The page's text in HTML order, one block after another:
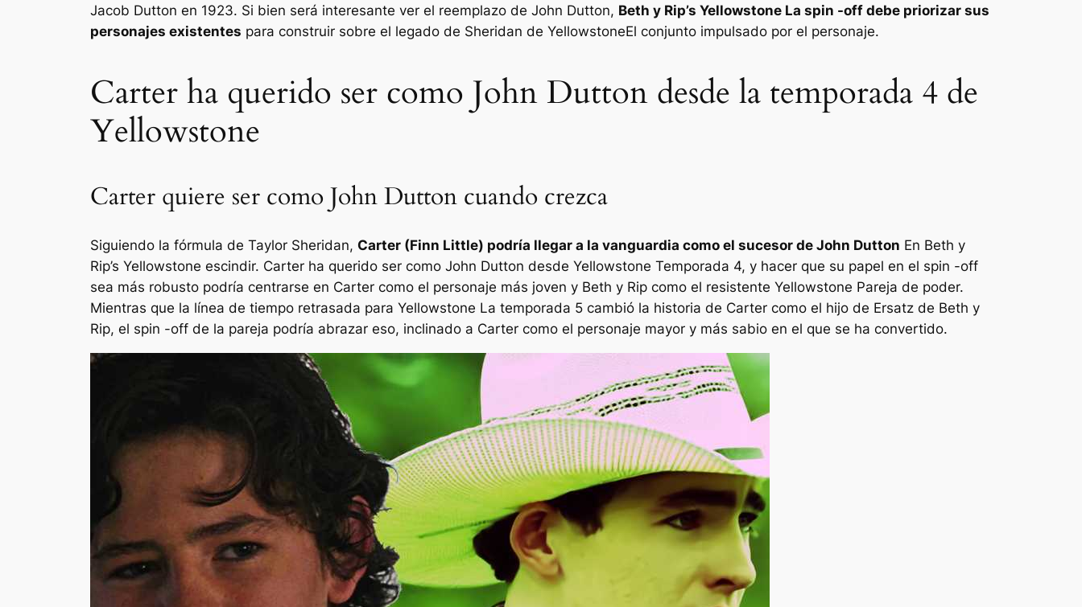
Jacob Dutton en 1923. Si bien será interesante ver el reemplazo de John Dutton, Beth y Rip’s Yellowstone La spin -off debe priorizar sus
personajes existentes para construir sobre el legado de Sheridan de YellowstoneEl conjunto impulsado por el personaje.
Carter ha querido ser como John Dutton desde la temporada 4 de
Yellowstone
Carter quiere ser como John Dutton cuando crezca
Siguiendo la fórmula de Taylor Sheridan, Carter (Finn Little) podría llegar a la vanguardia como el sucesor de John Dutton En Beth y
Rip’s Yellowstone escindir. Carter ha querido ser como John Dutton desde Yellowstone Temporada 4, y hacer que su papel en el spin -off
sea más robusto podría centrarse en Carter como el personaje más joven y Beth y Rip como el resistente Yellowstone Pareja de poder.
Mientras que la línea de tiempo retrasada para Yellowstone La temporada 5 cambió la historia de Carter como el hijo de Ersatz de Beth y
Rip, el spin -off de la pareja podría abrazar eso, inclinado a Carter como el personaje mayor y más sabio en el que se ha convertido.